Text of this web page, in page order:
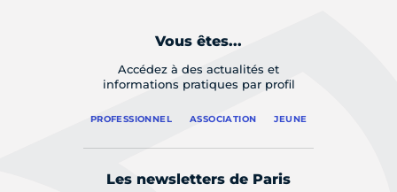
Vous êtes...
Accédez à des actualités et
informations pratiques par profil
PROFESSIONNEL ASSOCIATION JEUNE
Les newsletters de Paris